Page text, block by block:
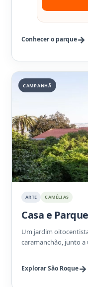
Conhecer o parque
CAMPANHÃ
ARTE CAMÉLIAS
Casa e
Um jardim
caramanchão, junto
Explorar São Roque